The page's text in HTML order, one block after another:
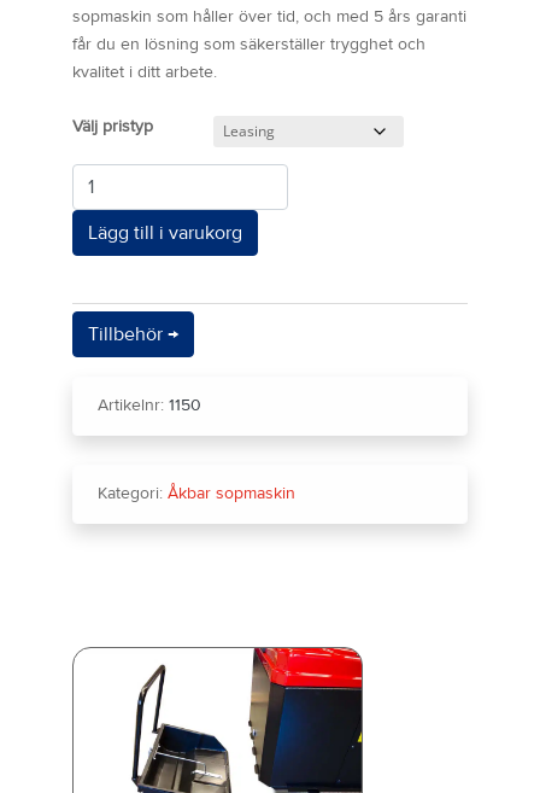
sopmaskin som håller över tid, och med 5 års garanti
får du en lösning som säkerställer trygghet och
kvalitet i ditt arbete.
pristyp
Antal
Lägg till i varukorg
Tillbehör →
Artikelnr: 1150
Kategori: Åkbar sopmaskin